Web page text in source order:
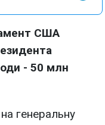
США
- 50 млн
генеральну